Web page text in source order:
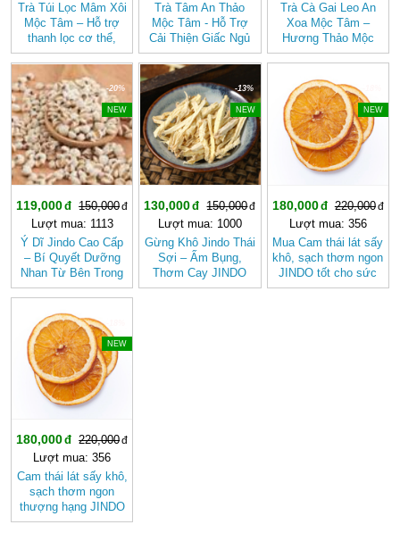
Trà Túi Lọc Mâm Xôi
Mộc Tâm – Hỗ trợ
thanh lọc cơ thể,
mang lại cảm giác
nhẹ nhàng
Trà Tâm An Thảo
Mộc Tâm - Hỗ Trợ
Cải Thiện Giấc Ngủ
(Hộp 30 túi lọc)
Trà Cà Gai Leo An
Xoa Mộc Tâm –
Hương Thảo Mộc
Cho Ngày Thư Thái
-20%
NEW
119,000
150,000
Lượt mua: 1113
Ý Dĩ Jindo Cao Cấp
– Bí Quyết Dưỡng
Nhan Từ Bên Trong
-13%
NEW
130,000
150,000
Lượt mua: 1000
Gừng Khô Jindo Thái
Sợi – Ấm Bụng,
Thơm Cay JINDO
NEW
180,000
220,000
Lượt mua: 356
Mua Cam thái lát sấy
khô, sạch thơm ngon
JINDO tốt cho sức
khỏe
NEW
180,000
220,000
Lượt mua: 356
Cam thái lát sấy khô,
sạch thơm ngon
thượng hạng JINDO
tốt cho sức khỏe